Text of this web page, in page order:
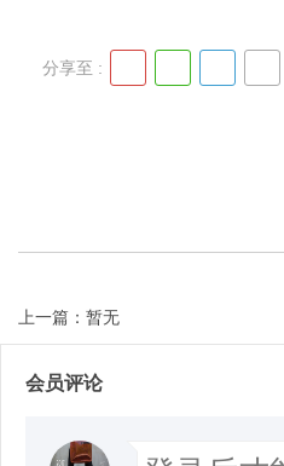
分享至 :
上一篇：暂无
会员评论